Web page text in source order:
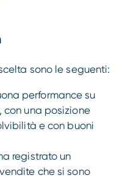
sono le seguenti:
performance su
una posizione
e con buoni
registrato un
che si sono